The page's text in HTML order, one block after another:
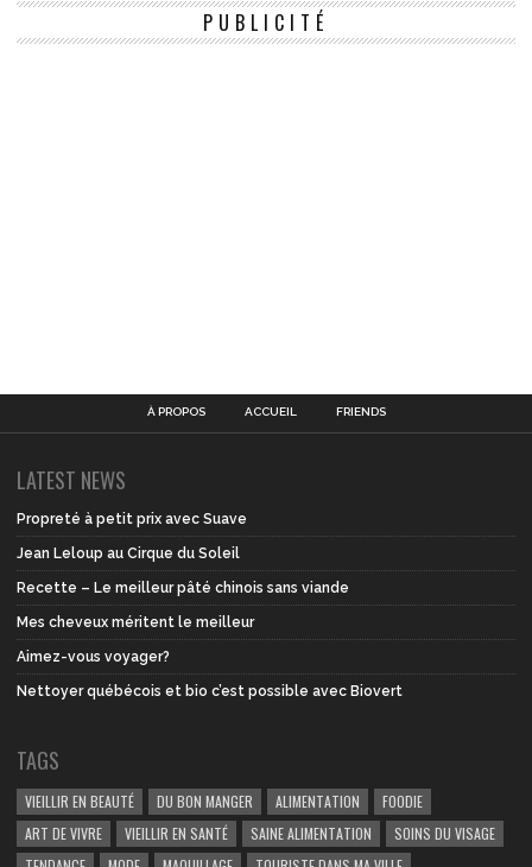
PUBLICITÉ
À PROPOS ACCUEIL FRIENDS
LATEST NEWS
Propreté à petit prix avec Suave
Jean Leloup au Cirque du Soleil
Recette – Le meilleur pâté chinois sans viande
Mes cheveux méritent le meilleur
Aimez-vous voyager?
Nettoyer québécois et bio c’est possible avec Biovert
TAGS
VIEILLIR EN BEAUTÉ DU BON MANGER ALIMENTATION
FOODIE
ART DE VIVRE
VIEILLIR EN SANTÉ SAINE ALIMENTATION
SOINS DU VISAGE